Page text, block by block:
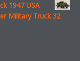
1947 USA
Military Truck 32